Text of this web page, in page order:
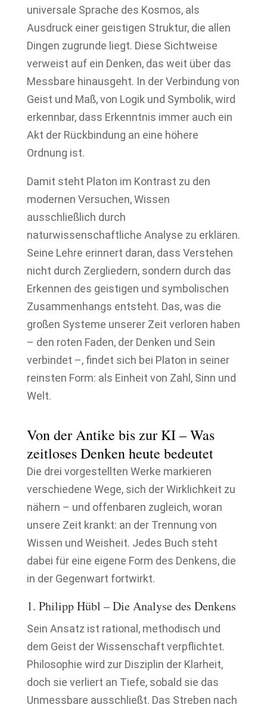
universale Sprache des Kosmos, als
Ausdruck einer geistigen Struktur, die allen
Dingen zugrunde liegt. Diese Sichtweise
verweist auf ein Denken, das weit über das
Messbare hinausgeht. In der Verbindung von
Geist und Maß, von Logik und Symbolik, wird
erkennbar, dass Erkenntnis immer auch ein
Akt der Rückbindung an eine höhere
Ordnung ist.
Damit steht Platon im Kontrast zu den
modernen Versuchen, Wissen
ausschließlich durch
naturwissenschaftliche Analyse zu erklären.
Seine Lehre erinnert daran, dass Verstehen
nicht durch Zergliedern, sondern durch das
Erkennen des geistigen und symbolischen
Zusammenhangs entsteht. Das, was die
großen Systeme unserer Zeit verloren haben
– den roten Faden, der Denken und Sein
verbindet –, findet sich bei Platon in seiner
reinsten Form: als Einheit von Zahl, Sinn und
Welt.
Von der Antike bis zur KI – Was
zeitloses Denken heute bedeutet
Die drei vorgestellten Werke markieren
verschiedene Wege, sich der Wirklichkeit zu
nähern – und offenbaren zugleich, woran
unsere Zeit krankt: an der Trennung von
Wissen und Weisheit. Jedes Buch steht
dabei für eine eigene Form des Denkens, die
in der Gegenwart fortwirkt.
1. Philipp Hübl – Die Analyse des Denkens
Sein Ansatz ist rational, methodisch und
dem Geist der Wissenschaft verpflichtet.
Philosophie wird zur Disziplin der Klarheit,
doch sie verliert an Tiefe, sobald sie das
Unmessbare ausschließt. Das Streben nach